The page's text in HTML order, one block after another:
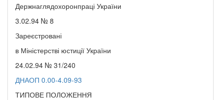
Держнаглядохоронпраці України
3.02.94 № 8
Зареєстровані
в Міністерстві юстиції України
24.02.94 № 31/240
ДНАОП 0.00-4.09-93
ТИПОВЕ ПОЛОЖЕННЯ